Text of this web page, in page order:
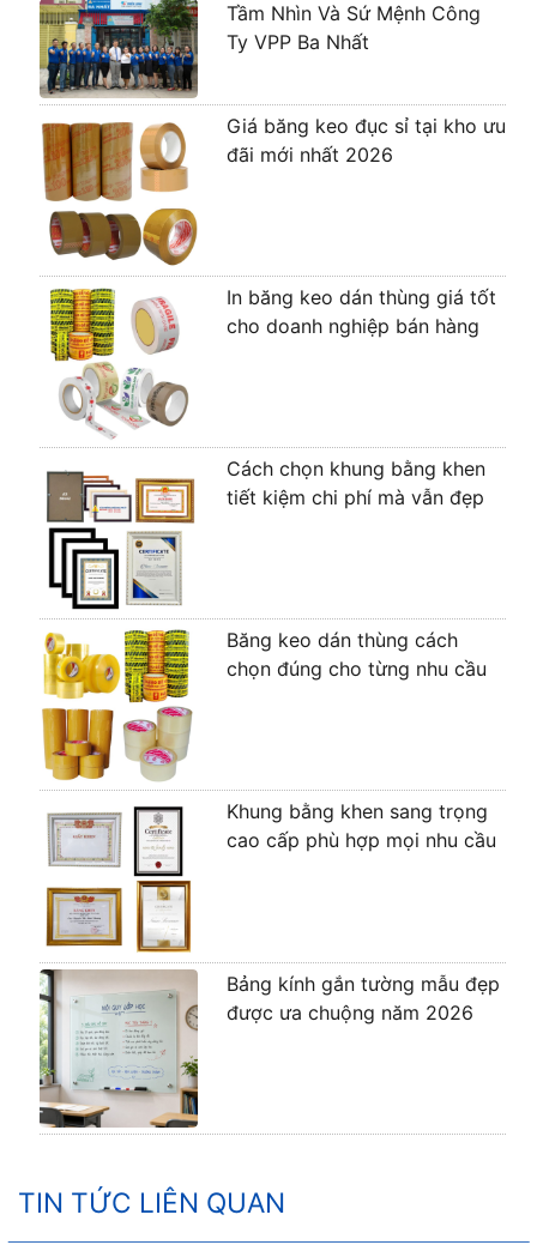
Tầm Nhìn Và Sứ Mệnh Công
Ty VPP Ba Nhất
Giá băng keo đục sỉ tại kho ưu
đãi mới nhất 2026
In băng keo dán thùng giá tốt
cho doanh nghiệp bán hàng
Cách chọn khung bằng khen
tiết kiệm chi phí mà vẫn đẹp
Băng keo dán thùng cách
chọn đúng cho từng nhu cầu
Khung bằng khen sang trọng
cao cấp phù hợp mọi nhu cầu
Bảng kính gắn tường mẫu đẹp
được ưa chuộng năm 2026
TIN TỨC LIÊN QUAN